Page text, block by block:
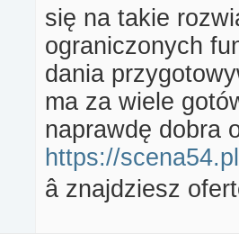
się na takie
ograniczonych
dania
ma za wiele
naprawdę dobra
https://
â znajdziesz